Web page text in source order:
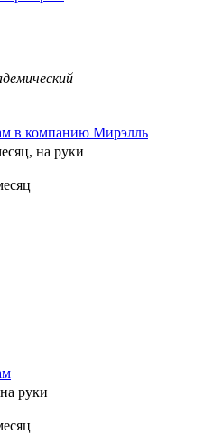
в компанию Мирэлль
на руки
на руки